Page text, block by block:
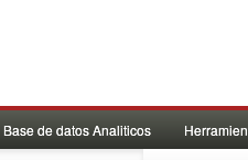
Base de datos Analiticos